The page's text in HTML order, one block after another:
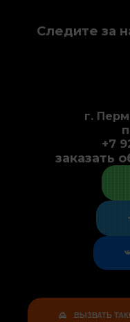
Следите за
г.
+7
заказать
ВЫЗВАТЬ